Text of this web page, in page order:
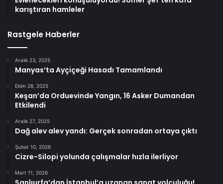
karıştıran hamleler
Rastgele Haberler
Aralık 23, 2025
Manyas’ta Ayçiçeği Hasadı Tamamlandı
Ekim 28, 2025
Keşan’da Orduevinde Yangın, 16 Asker Dumandan
Etkilendi
Aralık 27, 2025
Dağ alev alev yandı: Gerçek sonradan ortaya çıktı
Şubat 10, 2026
Cizre-Silopi yolunda çalışmalar hızla ilerliyor
Mart 11, 2026